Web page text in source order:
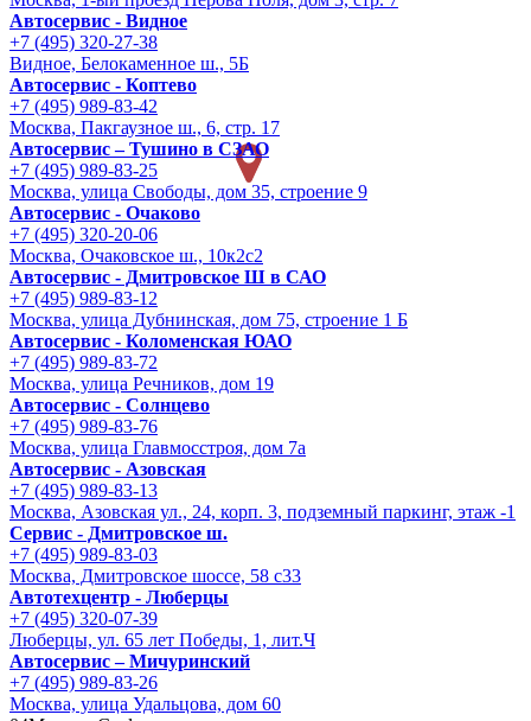
Автосервис - Видное
+7 (495) 320-27-38
Видное, Белокаменное ш., 5Б
Автосервис - Коптево
+7 (495) 989-83-42
Москва, Пакгаузное ш., 6, стр. 17
Автосервис – Тушино в СЗАО
+7 (495) 989-83-25
Москва, улица Свободы, дом 35, строение 9
Автосервис - Очаково
+7 (495) 320-20-06
Москва, Очаковское ш., 10к2с2
Автосервис - Дмитровское Ш в САО
+7 (495) 989-83-12
Москва, улица Дубнинская, дом 75, строение 1 Б
Автосервис - Коломенская ЮАО
+7 (495) 989-83-72
Москва, улица Речников, дом 19
Автосервис - Солнцево
+7 (495) 989-83-76
Москва, улица Главмосстроя, дом 7а
Автосервис - Азовская
+7 (495) 989-83-13
Москва, Азовская ул., 24, корп. 3, подземный паркинг, этаж -1
Сервис - Дмитровское ш.
+7 (495) 989-83-03
Москва, Дмитровское шоссе, 58 с33
Автотехцентр - Люберцы
+7 (495) 320-07-39
Люберцы, ул. 65 лет Победы, 1, лит.Ч
Автосервис – Мичуринский
+7 (495) 989-83-26
Москва, улица Удальцова, дом 60